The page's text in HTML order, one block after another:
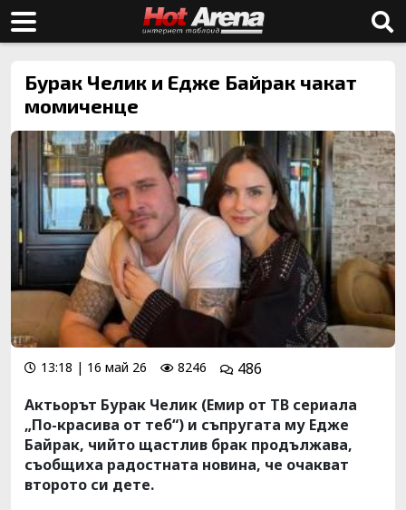
Бурак Челик и Едже Байрак чакат
момиченце
13:18 | 16 май 26 8246
486
Актьорът Бурак Челик (Емир от ТВ сериала
„По-красива от теб“) и съпругата му Едже
Байрак, чийто щастлив брак продължава,
съобщиха радостната новина, че очакват
второто си дете.